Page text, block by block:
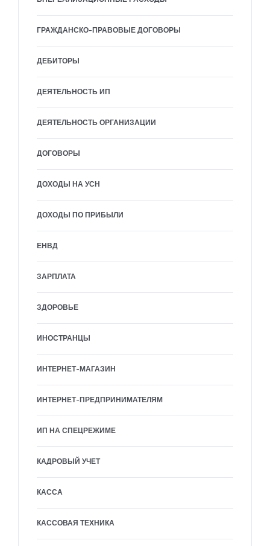
ГРАЖДАНСКО-ПРАВОВЫЕ ДОГОВОРЫ
ДЕБИТОРЫ
ДЕЯТЕЛЬНОСТЬ ИП
ДЕЯТЕЛЬНОСТЬ ОРГАНИЗАЦИИ
ДОГОВОРЫ
ДОХОДЫ НА УСН
ДОХОДЫ ПО ПРИБЫЛИ
ЕНВД
ЗАРПЛАТА
ЗДОРОВЬЕ
ИНОСТРАНЦЫ
ИНТЕРНЕТ-МАГАЗИН
ИНТЕРНЕТ-ПРЕДПРИНИМАТЕЛЯМ
ИП НА СПЕЦРЕЖИМЕ
КАДРОВЫЙ УЧЕТ
КАССА
КАССОВАЯ ТЕХНИКА